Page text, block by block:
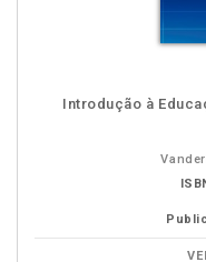
Introdução à